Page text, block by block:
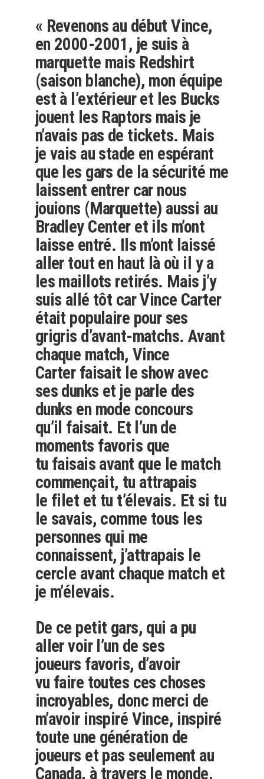
« Revenons au début Vince,
en 2000-2001, je suis à
marquette mais Redshirt
(saison blanche), mon équipe
est à l’extérieur et les Bucks
jouent les Raptors mais je
n’avais pas de tickets. Mais
je vais au stade en espérant
que les gars de la sécurité me
laissent entrer car nous
jouions (Marquette) aussi au
Bradley Center et ils m’ont
laisse entré. Ils m’ont laissé
aller tout en haut là où il y a
les maillots retirés. Mais j’y
suis allé tôt car Vince Carter
était populaire pour ses
grigris d’avant-matchs. Avant
chaque match, Vince
Carter faisait le show avec
ses dunks et je parle des
dunks en mode concours
qu’il faisait. Et l’un de
moments favoris que
tu faisais avant que le match
commençait, tu attrapais
le filet et tu t’élevais. Et si tu
le savais, comme tous les
personnes qui me
connaissent, j’attrapais le
cercle avant chaque match et
je m’élevais.
De ce petit gars, qui a pu
aller voir l’un de ses
joueurs favoris, d’avoir
vu faire toutes ces choses
incroyables, donc merci de
m’avoir inspiré Vince, inspiré
toute une génération de
joueurs et pas seulement au
Canada, à travers le monde,